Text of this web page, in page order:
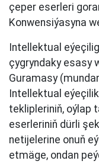
çeper eserleri
Konwensiýasyna
Intellektual
çygryndaky esasy
Guramasy
Intellektual
teklipleriniň, oýlap
eserleriniň dürli
netijelerine onuň
etmäge, ondan